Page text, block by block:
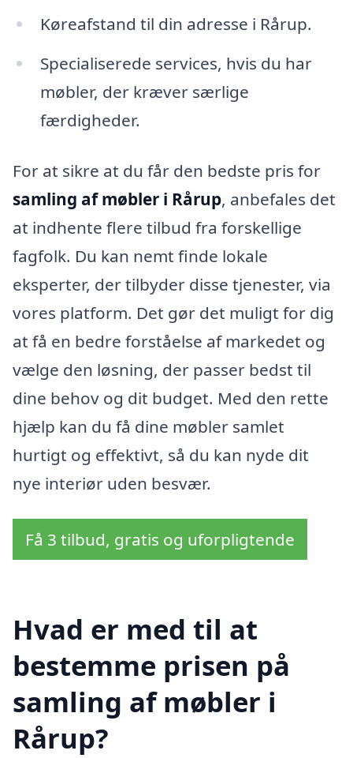
Køreafstand til din adresse i Rårup.
Specialiserede services, hvis du har
møbler, der kræver særlige
færdigheder.
For at sikre at du får den bedste pris for
samling af møbler i Rårup, anbefales det
at indhente flere tilbud fra forskellige
fagfolk. Du kan nemt finde lokale
eksperter, der tilbyder disse tjenester, via
vores platform. Det gør det muligt for dig
at få en bedre forståelse af markedet og
vælge den løsning, der passer bedst til
dine behov og dit budget. Med den rette
hjælp kan du få dine møbler samlet
hurtigt og effektivt, så du kan nyde dit
nye interiør uden besvær.
Få 3 tilbud, gratis og uforpligtende
Hvad er med til at
bestemme prisen på
samling af møbler i
Rårup?